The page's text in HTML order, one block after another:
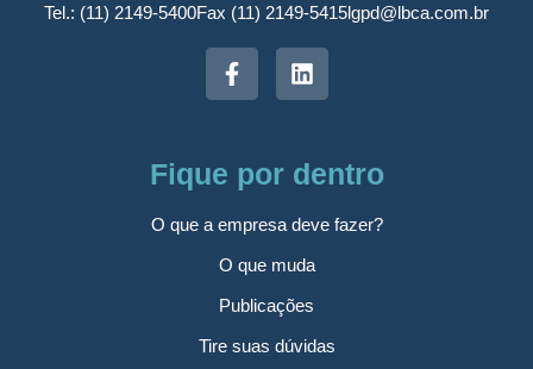
Tel.: (11) 2149-5400Fax (11) 2149-5415lgpd@lbca.com.br
Fique por dentro
O que a empresa deve fazer?
O que muda
Publicações
Tire suas dúvidas